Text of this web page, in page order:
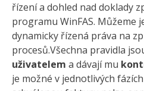
řízení a dohled nad doklady
programu WinFAS. Můžeme
dynamicky řízená práva na
procesů.Všechna pravidla
uživatelem a dávají mu
je možné v jednotlivých